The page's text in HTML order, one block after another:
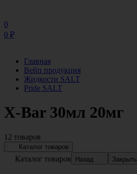
0
0 ₽
Главная
Вейп продукция
Жидкости SALT
Pride SALT
X-Bar 30мл 20мг
12 товаров
Каталог товаров
Каталог товаров Назад Закрыть